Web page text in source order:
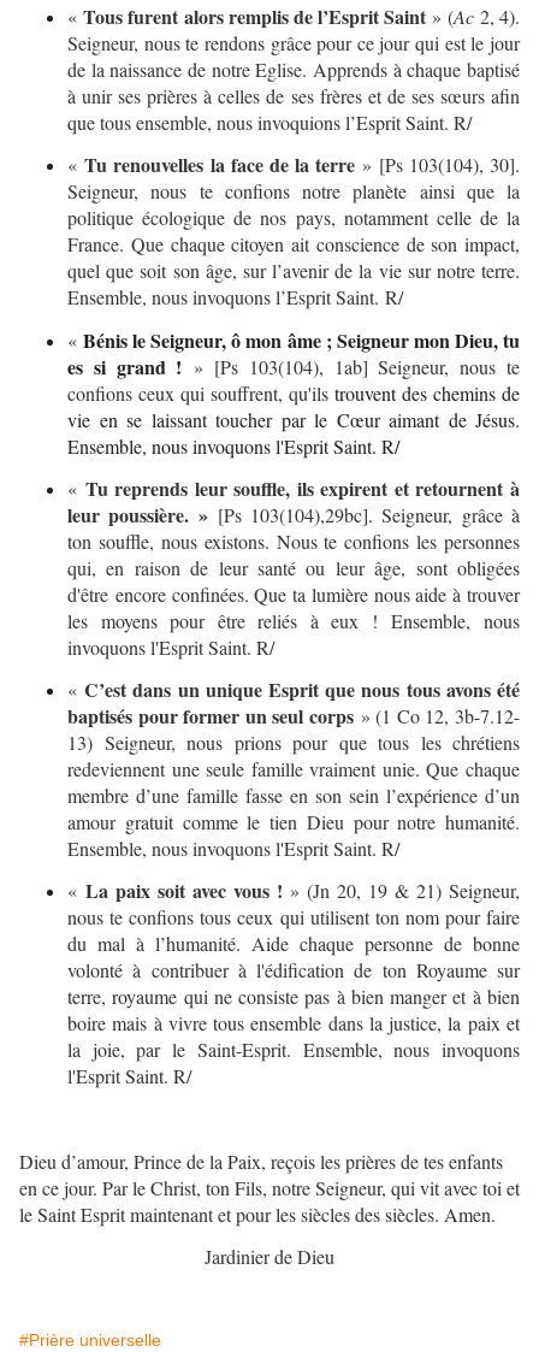
«Tous furent alors remplis de l’Esprit Saint » (Ac2, 4).
Seigneur, nous te rendons grâce pour ce jour qui est le jour
de la naissance de notre Eglise. Apprends à chaque baptisé
à unir ses prières à celles de ses frères et de ses sœurs afin
que tous ensemble, nous invoquions l’Esprit Saint. R/
«Tu renouvelles la face de la terre » [Ps 103(104), 30].
Seigneur, nous te confions notre planète ainsi que la
politique écologique de nos pays, notamment celle de la
France. Que chaque citoyen ait conscience de son impact,
quel que soit son âge, sur l’avenir de la vie sur notre terre.
Ensemble, nous invoquons l’Esprit Saint. R/
« Bénis le Seigneur, ô mon âme ; Seigneur mon Dieu, tu
es si grand ! » [Ps 103(104), 1ab] Seigneur, nous te
confions ceux qui souffrent, qu'ilstrouvent des chemins de
vie en se laissant toucher par le Cœur aimant de Jésus.
Ensemble, nous invoquons l'Esprit Saint. R/
« Tu reprends leur souffle, ils expirent et retournent à
leur poussière. »[Ps 103(104),29bc]. Seigneur, grâce à
ton souffle, nous existons. Nous te confions les personnes
qui, en raison de leur santé ou leur âge, sont obligées
d'être encore confinées. Que ta lumière nous aide à trouver
les moyens pour être reliés à eux ! Ensemble, nous
invoquons l'Esprit Saint. R/
«C’est dans un unique Esprit que nous tous avons été
baptisés pour former un seul corps » (1 Co 12, 3b-7.12-
13) Seigneur, nous prions pour que tous les chrétiens
redeviennent une seule famille vraiment unie. Que chaque
membre d’une famille fasse en son sein l’expérience d’un
amour gratuit comme le tien Dieu pour notre humanité.
Ensemble, nous invoquons l'Esprit Saint. R/
« La paix soit avec vous ! » (Jn 20, 19 & 21) Seigneur,
nous te confions tous ceux qui utilisent ton nom pour faire
du mal à l’humanité. Aide chaque personne de bonne
volonté à contribuer à l'édification de ton Royaume sur
terre, royaume qui ne consiste pas à bien manger et à bien
boire mais à vivre tous ensemble dans la justice, la paix et
la joie, par le Saint-Esprit. Ensemble, nous invoquons
l'Esprit Saint. R/
Dieu d’amour, Prince de la Paix, reçois les prières de tes enfants
en ce jour. Par le Christ, ton Fils, notre Seigneur, qui vit avec toi et
le Saint Esprit maintenant et pour les siècles des siècles. Amen.
Jardinier de Dieu
#Prière universelle